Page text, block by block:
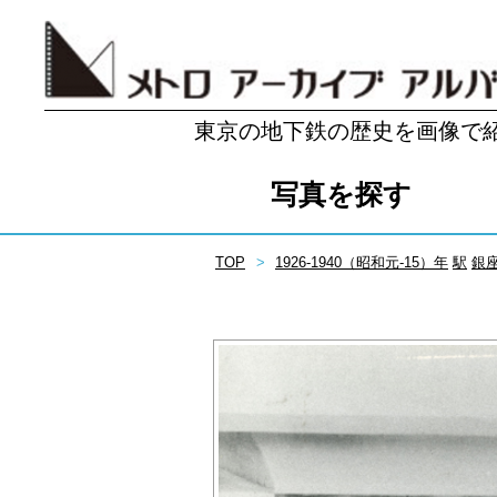
東京の地下鉄の歴史を画像で
写真を探す
TOP 1926-1940（昭和元-15）年 駅 銀